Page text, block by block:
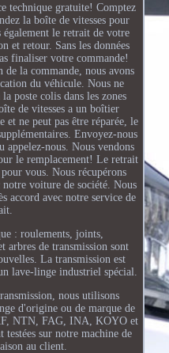
technique gratuite! Comptez
la boîte de vitesses pour
le retrait de votre
et retour. Sans les données
finaliser votre commande!
la commande, nous avons
du véhicule. Nous ne
poste colis dans les zones
de vitesses a un boîtier
et ne peut pas être réparée, le
Envoyez-nous
appelez-nous. Nous vendons
le remplacement! Le retrait
vous. Nous récupérons
notre voiture de société. Nous
accord avec notre service de
: roulements, joints,
arbres de transmission sont
La transmission est
lave-linge industriel spécial.
nous utilisons
d'origine ou de marque de
NTN, FAG, INA, KOYO et
testées sur notre machine de
au client.